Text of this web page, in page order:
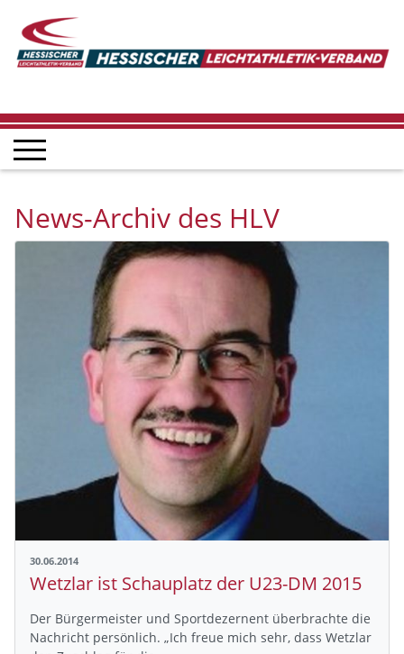
News-Archiv des HLV
30.06.2014
Wetzlar ist Schauplatz der U23-DM 2015
Der Bürgermeister und Sportdezernent überbrachte die
Nachricht persönlich. „Ich freue mich sehr, dass Wetzlar